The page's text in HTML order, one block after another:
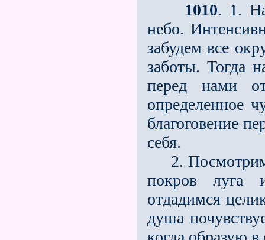
1010. 1.
небо.
забудем все
заботы. Тогда
перед нами
определенное
благоговение
себя.
2. Посмотрим
покров луга
отдадимся
душа